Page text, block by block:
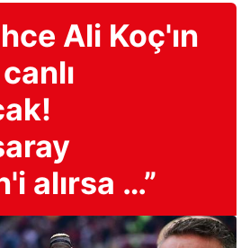
Ali Koç'ın
alırsa …”